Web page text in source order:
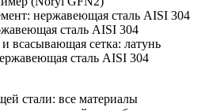
нержавеющая сталь AISI 304
сталь AISI 304
всасывающая сетка: латунь
сталь AISI 304
стали: все материалы